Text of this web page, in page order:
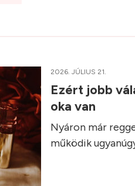
2026. JÚLIUS 21.
Ezért jobb
oka van
Nyáron már
működik